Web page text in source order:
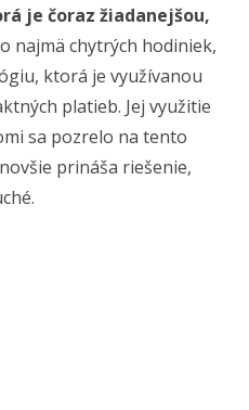
je čoraz žiadanejšou,
najmä chytrých hodiniek,
ktorá je využívanou
platieb. Jej využitie
sa pozrelo na tento
prináša riešenie,